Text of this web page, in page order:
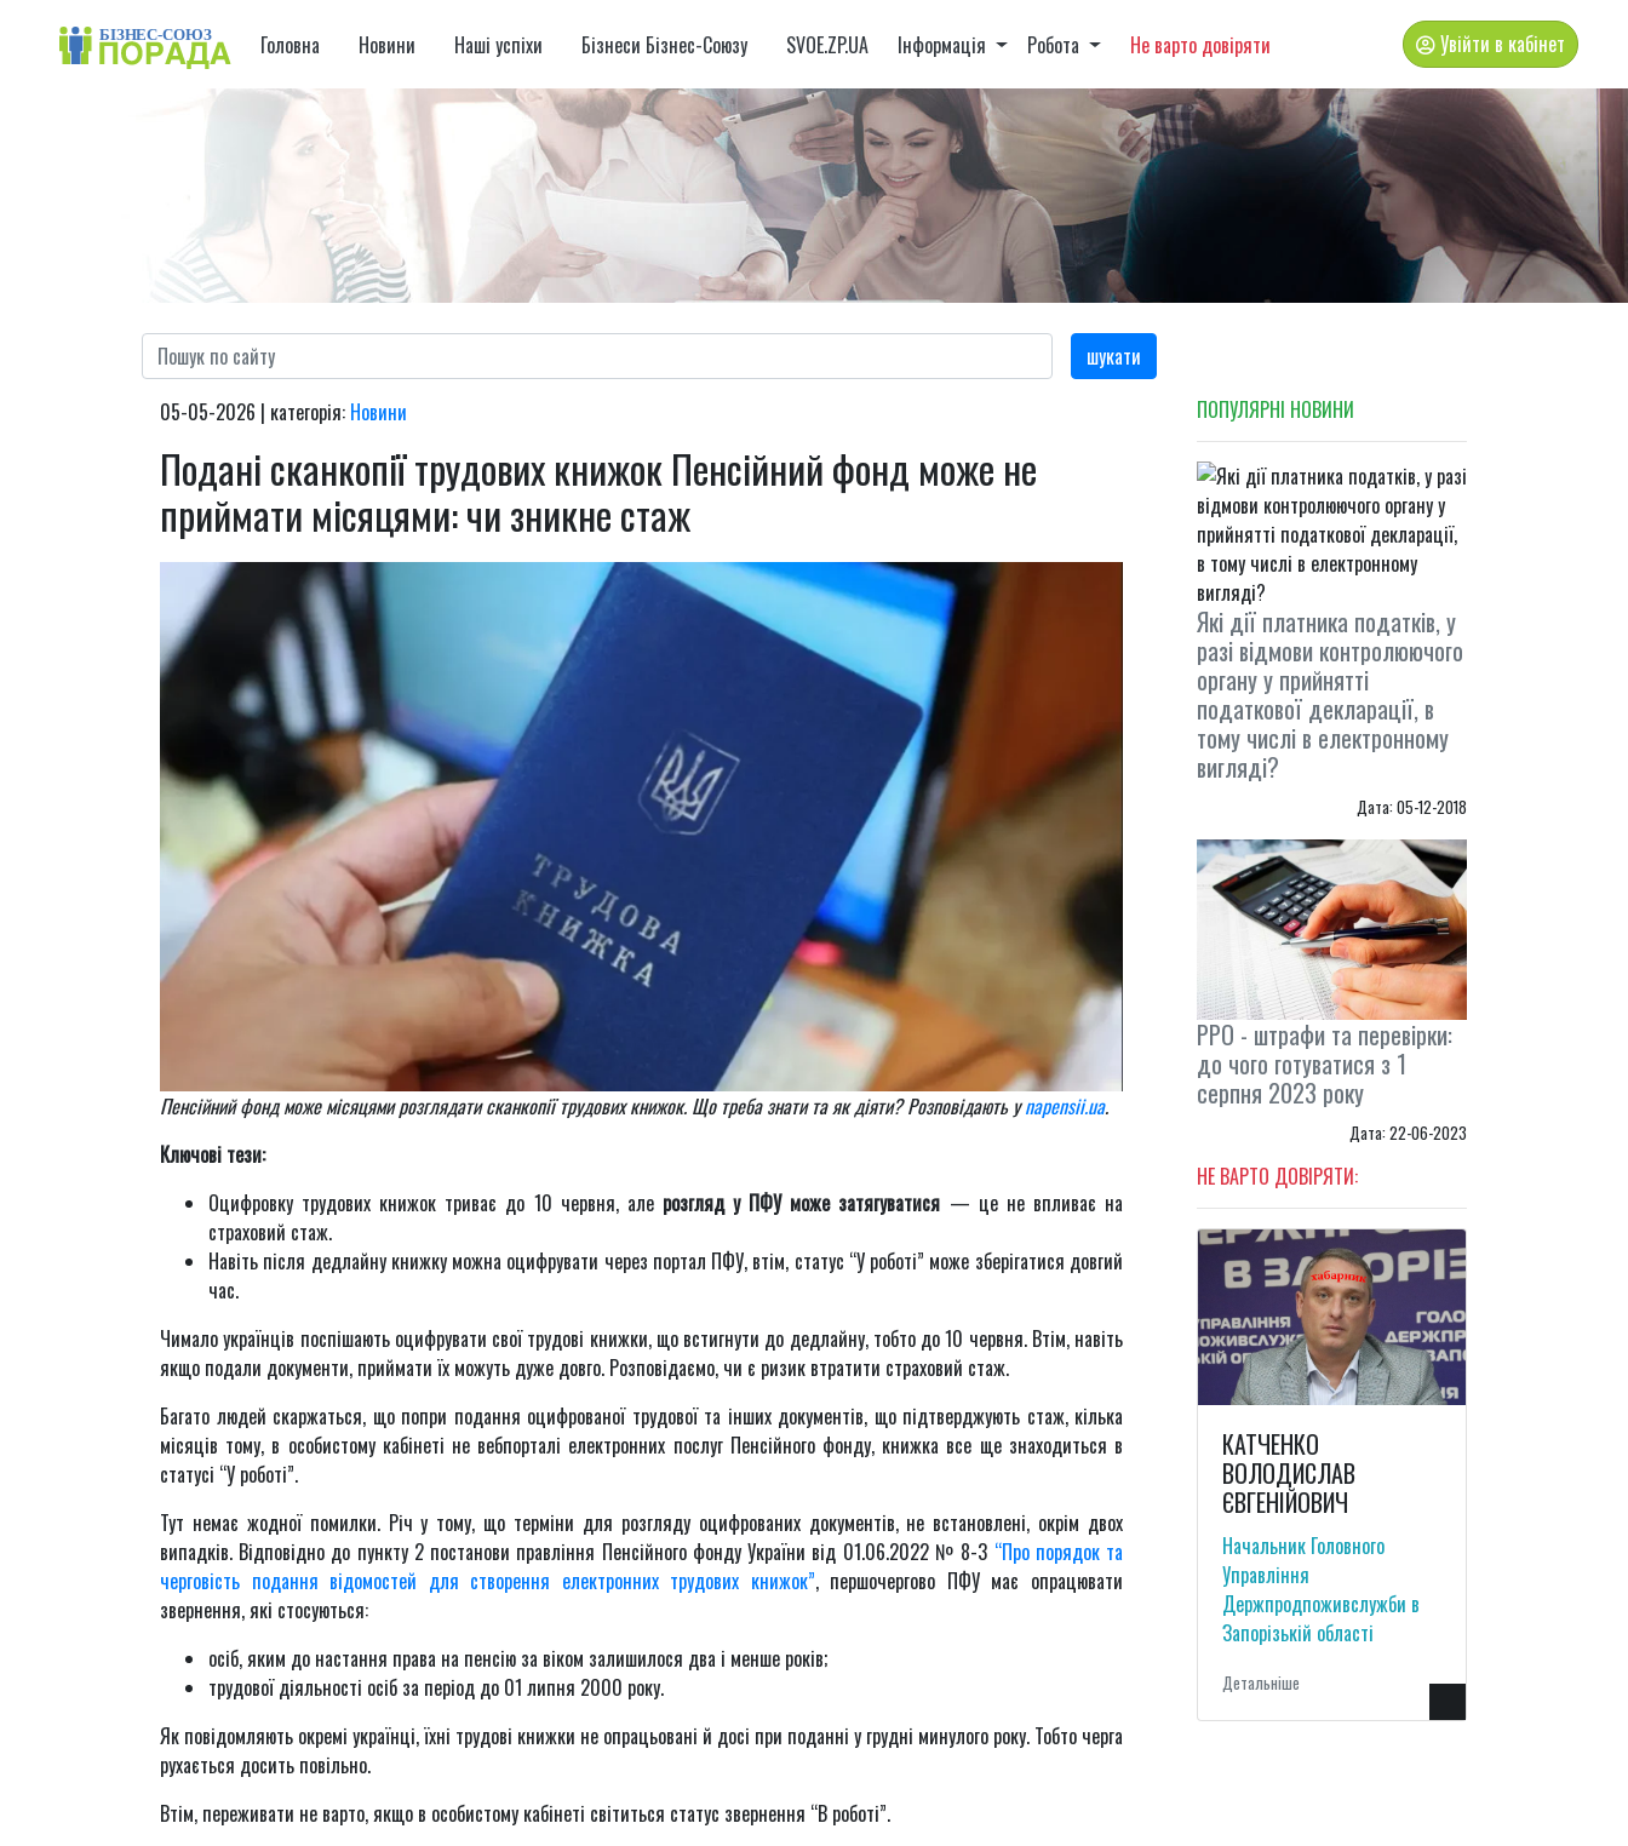
Головна Новини Наші успіхи Бізнеси Бізнес-Союзу SVOE.ZP.UA Інформація Робота Не варто довіряти Увійти в кабінет
шукати
05-05-2026 | категорія: Новини
Подані сканкопії трудових книжок Пенсійний фонд може не
приймати місяцями: чи зникне стаж
Пенсійний фонд може місяцями розглядати сканкопії трудових книжок. Що треба знати та як діяти? Розповідають уnapensii.ua.
Ключові тези:
Оцифровку трудових книжок триває до 10 червня, але розгляд у ПФУ може затягуватися — це не впливає на
страховий стаж.
Навіть після дедлайну книжку можна оцифрувати через портал ПФУ, втім, статус “У роботі” може зберігатися довгий
час.
Чимало українців поспішають оцифрувати свої трудові книжки, що встигнути до дедлайну, тобто до 10 червня. Втім, навіть
якщо подали документи, приймати їх можуть дуже довго. Розповідаємо, чи є ризик втратити страховий стаж.
Багато людей скаржаться, що попри подання оцифрованої трудової та інших документів, що підтверджують стаж, кілька
місяців тому, в особистому кабінеті не вебпорталі електронних послуг Пенсійного фонду, книжка все ще знаходиться в
статусі “У роботі”.
Тут немає жодної помилки. Річ у тому, що терміни для розгляду оцифрованих документів, не встановлені, окрім двох
випадків. Відповідно до пункту 2 постанови правління Пенсійного фонду України від 01.06.2022 № 8-3 “Про порядок та
черговість подання відомостей для створення електронних трудових книжок”, першочергово ПФУ має опрацювати
звернення, які стосуються:
осіб, яким до настання права на пенсію за віком залишилося два і менше років;
трудової діяльності осіб за період до 01 липня 2000 року.
Як повідомляють окремі українці, їхні трудові книжки не опрацьовані й досі при поданні у грудні минулого року. Тобто черга
рухається досить повільно.
Втім, переживати не варто, якщо в особистому кабінеті світиться статус звернення “В роботі”.
ПОПУЛЯРНI НОВИНИ
Які дії платника податків, у
разі відмови контролюючого
органу у прийнятті
податкової декларації, в
тому числі в електронному
вигляді?
Дата: 05-12-2018
РРО - штрафи та перевірки:
до чого готуватися з 1
серпня 2023 року
Дата: 22-06-2023
НЕ ВАРТО ДОВІРЯТИ:
КАТЧЕНКО
ВОЛОДИСЛАВ
ЄВГЕНІЙОВИЧ
Начальник Головного
Управління
Держпродпоживслужби в
Запорізькій області
Детальнiше